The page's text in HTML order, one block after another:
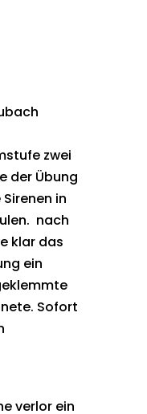
zwei
der Übung
in
nach
klar das
ein
Sofort
verlor ein